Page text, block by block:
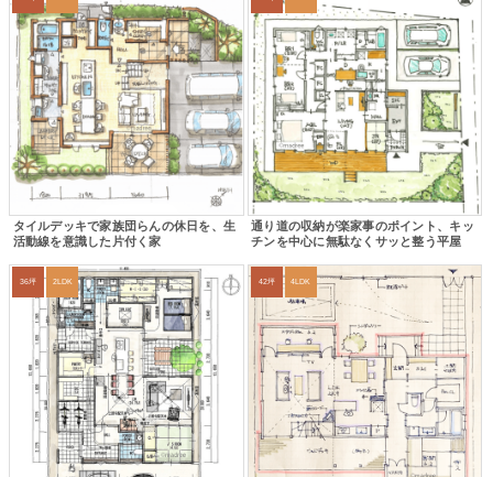
タイルデッキで家族団らんの休日を、生
活動線を意識した片付く家
通り道の収納が楽家事のポイント、キッ
チンを中心に無駄なくサッと整う平屋
36坪 2LDK 42坪 4LDK